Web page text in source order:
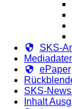
SKS-
ePaper
SKS-
Inhalt